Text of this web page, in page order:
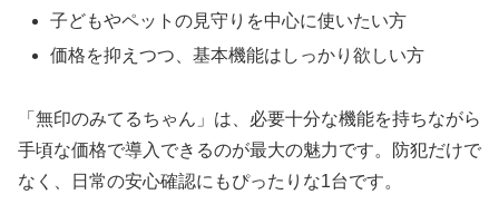
子どもやペットの見守りを中心に使いたい方
価格を抑えつつ、基本機能はしっかり欲しい方
「無印のみてるちゃん」は、必要十分な機能を持ちながら
手頃な価格で導入できるのが最大の魅力です。防犯だけで
なく、日常の安心確認にもぴったりな1台です。